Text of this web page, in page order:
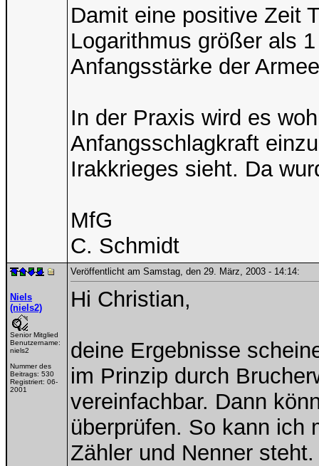
Damit eine positive Zeit
Logarithmus größer als
Anfangsstärke der
In der Praxis wird es
Anfangsschlagkraft
Irakkrieges sieht. Da
MfG
C. Schmidt
Niels
(niels2)
Senior Mitglied
Benutzername:
niels2
Nummer des
Beitrags: 530
Registriert: 06-
2001
Veröffentlicht am Samstag, den 29. März, 2003 - 14:14:
Hi Christian,
deine Ergebnisse
im Prinzip durch
vereinfachbar. Dann
überprüfen. So kann ich
Zähler und Nenner steht.